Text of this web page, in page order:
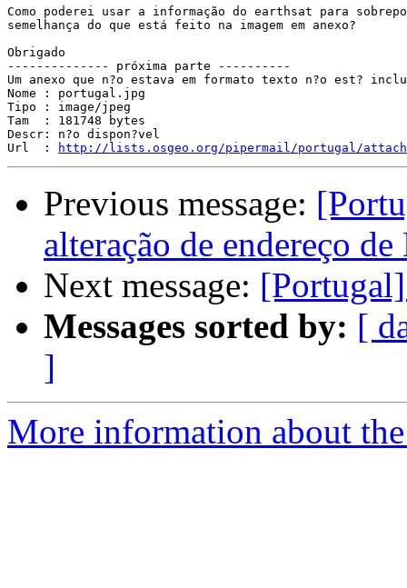
Como poderei usar a informação do earthsat para
semelhança do que está feito na imagem em anexo?
Obrigado
-------------- próxima parte ----------
Um anexo que n?o estava em formato texto n?o est?
Nome : portugal.jpg
Tipo : image/jpeg
Tam  : 181748 bytes
Descr: n?o dispon?vel
Url  :
http://lists.osgeo.org/pipermail/portugal/
Previous message:
alteração de endereço
Next message:
Messages sorted by: [
]
More information about